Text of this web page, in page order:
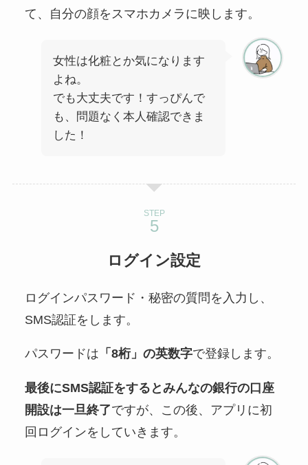
て、自分の顔をスマホカメラに映します。
女性は化粧とか気になります
よね。
でも大丈夫です！すっぴんで
も、問題なく本人確認できま
した！
STEP
ログイン設定
ログインパスワード・秘密の質問を入力し、
SMS認証をします。
パスワードは 「8桁」の英数字で登録します。
最後にSMS認証をするとみんなの銀行の口座
開設は一旦終了ですが、この後、アプリに初
回ログインをしていきます。